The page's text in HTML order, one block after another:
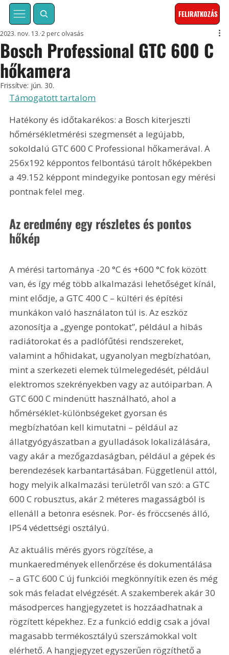
FELIRATKOZÁS
Bosch Professional GTC 600 C
hőkamera
2023. nov. 13. 2 perc olvasás
Frissítve: jún. 30.
Támogatott tartalom
Hatékony és időtakarékos: a Bosch kiterjeszti
hőmérsékletmérési szegmensét a legújabb,
sokoldalú GTC 600 C Professional hőkamerával. A
256x192 képpontos felbontású tárolt hőképekben
a 49.152 képpont mindegyike pontosan egy mérési
pontnak felel meg.
Az eredmény egy részletes és pontos
hőkép
A mérési tartománya -20 °C és +600 °C fok között
van, és így még több alkalmazási lehetőséget kínál,
mint elődje, a GTC 400 C – kültéri és építési
munkákon való használaton túl is. Az eszköz
azonosítja a „gyenge pontokat”, például a hibás
radiátorokat és a padlófűtési rendszereket,
valamint a hőhidakat, ugyanolyan megbízhatóan,
mint a szerkezeti elemek túlmelegedését, például
elektromos szekrényekben vagy az autóiparban. A
GTC 600 C mindenütt használható, ahol a
hőmérséklet-különbségeket gyorsan és
megbízhatóan kell kimutatni – például az
állatgyógyászatban a gyulladások lokalizálására,
vagy akár a mezőgazdaságban, például a gépek és
berendezések karbantartásában. Függetlenül attól,
hogy melyik alkalmazási területről van szó: a GTC
600 C robusztus, akár 2 méteres magasságból is
ellenáll a betonra esésnek. Por- és fröccsenés álló,
IP54 védettségi osztályú.
Az aktuális mérés gyors rögzítése, a
munkaeredmények ellenőrzése és dokumentálása
– a GTC 600 C új funkciói megkönnyítik ezen és még
sok más feladat elvégzését. A szakemberek akár 30
másodperces hangjegyzetet is hozzáadhatnak a
rögzített képekhez. Ez a funkció eddig csak a jóval
magasabb termékosztályú szerszámokkal volt
elérhető. A hangjegyzet egyszerűen rögzíthető a